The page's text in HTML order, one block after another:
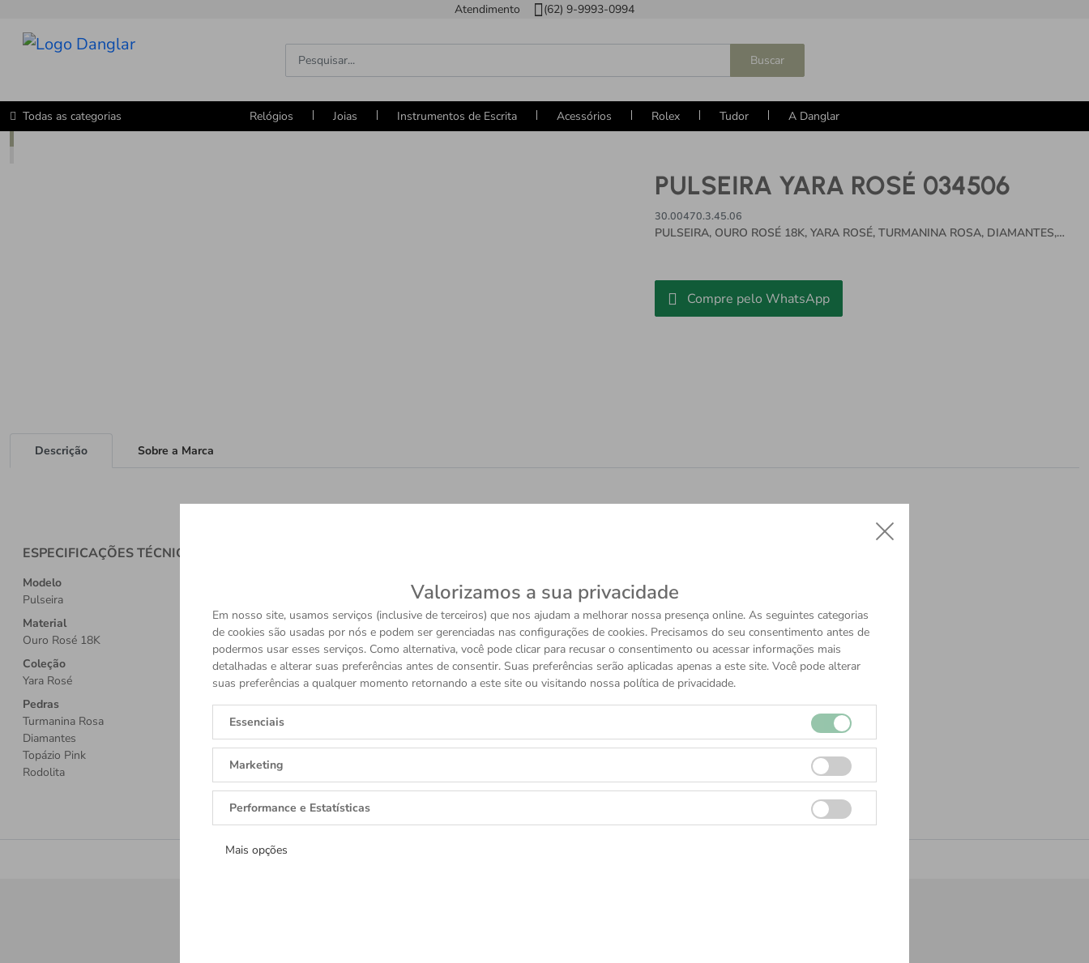
Valorizamos a sua privacidade
Em nosso site, usamos serviços (inclusive de terceiros) que nos ajudam a melhorar nossa presença online. As seguintes categorias
de cookies são usadas por nós e podem ser gerenciadas nas configurações de cookies. Precisamos do seu consentimento antes de
podermos usar esses serviços. Como alternativa, você pode clicar para recusar o consentimento ou acessar informações mais
detalhadas e alterar suas preferências antes de consentir. Suas preferências serão aplicadas apenas a este site. Você pode alterar
suas preferências a qualquer momento retornando a este site ou visitando nossa política de privacidade.
Essenciais
Marketing
Performance e Estatísticas
Mais opções
Atendimento (62) 9-9993-0994
Buscar
Todas as categorias Relógios Joias Instrumentos de Escrita Acessórios Rolex Tudor A Danglar
PULSEIRA YARA ROSÉ 034506
30.00470.3.45.06
PULSEIRA, OURO ROSÉ 18K, YARA ROSÉ, TURMANINA ROSA, DIAMANTES,
Compre pelo WhatsApp
Descrição Sobre a Marca
ESPECIFICAÇÕES TÉCNICAS
Modelo
Pulseira
Material
Ouro Rosé 18K
Coleção
Yara Rosé
Pedras
Turmanina Rosa
Diamantes
Topázio Pink
Rodolita